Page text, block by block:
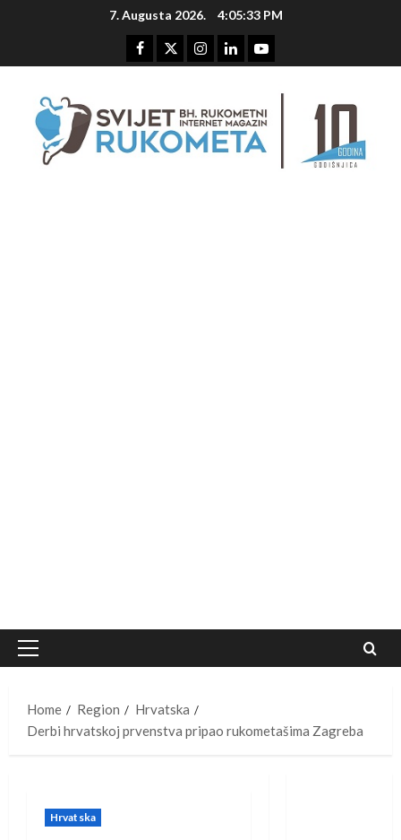
7. Augusta 2026. 4:05:33 PM
Primary
Home
Region
Hrvatska
Derbi hrvatskoj prvenstva pripao rukometašima Zagreba
Hrvatska